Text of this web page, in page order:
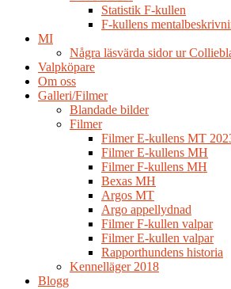
Statistik F-kullen
F-kullens
MI
Några läsvärda sidor ur
Valpköpare
Om oss
Galleri/Filmer
Blandade bilder
Filmer
Filmer E-kullens MT
Filmer E-kullens MH
Filmer F-kullens MH
Bexas MH
Argos MT
Argo appellydnad
Filmer F-kullen valpar
Filmer E-kullen valpar
Rapporthundens historia
Kennelläger 2018
Blogg